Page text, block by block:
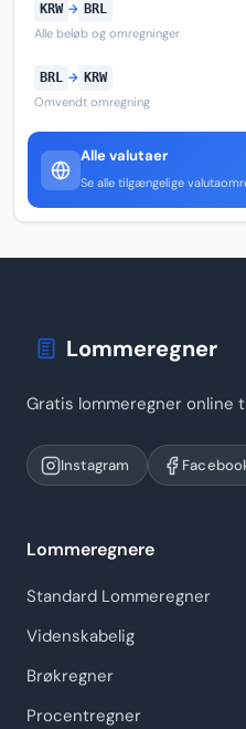
KRW → BRL
Alle beløb og omregninger
BRL → KRW
Omvendt omregning
Alle valutaer
Se alle tilgængelige
Lommeregner
Gratis lommeregner online
Instagram
Lommeregnere
Standard Lommeregner
Videnskabelig
Brøkregner
Procentregner